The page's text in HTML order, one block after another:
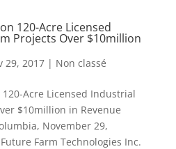
120-Acre Licensed
Projects Over $10million
29, 2017| Non classé
Acre Licensed Industrial
$10million in Revenue
November 29,
Farm Technologies Inc.